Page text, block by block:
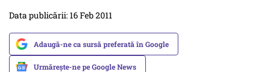
Data publicării: 16 Feb 2011
Adaugă-ne ca sursă preferată în Google
Urmărește-ne pe Google News